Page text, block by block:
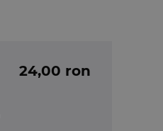
24,00 ron